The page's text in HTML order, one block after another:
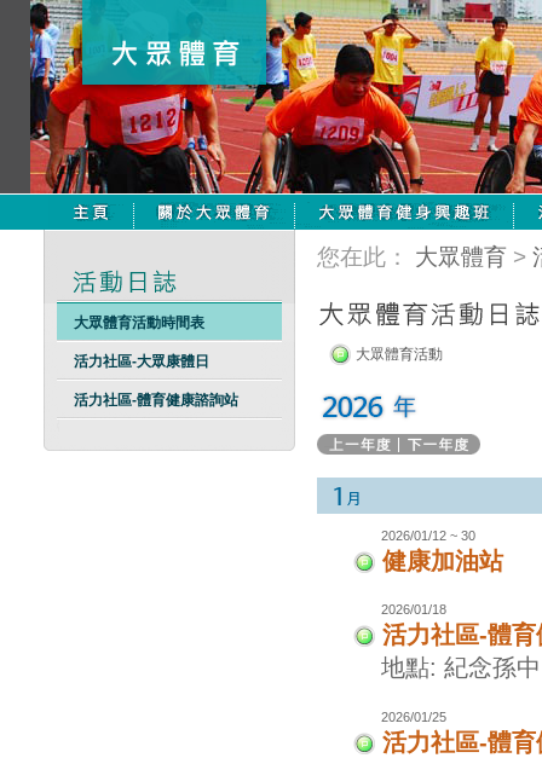
大眾體育活動時間表
活力社區-大眾康體日
活力社區-體育健康諮詢站
您在此： 大眾體育 >
大眾體育活動
2026/01/12 ~ 30
健康加油站
2026/01/18
活力社區-體
地點: 紀念孫
2026/01/25
活力社區-體